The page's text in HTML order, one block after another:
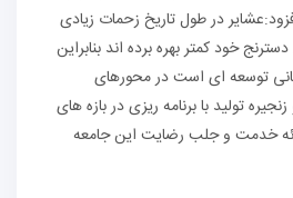
در طول تاریخ زحمات زیادی
خود کمتر بهره برده اند بنابراین
توسعه ای است در محورهای
تولید با برنامه ریزی در بازه های
خدمت و جلب رضایت این جامعه